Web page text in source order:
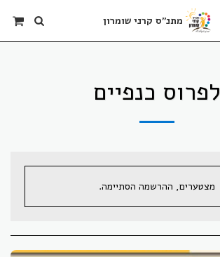
מתנ"ס קרני שומרון
לפרוס כנפיים
מצטערים, ההרשמה הסתיימה.